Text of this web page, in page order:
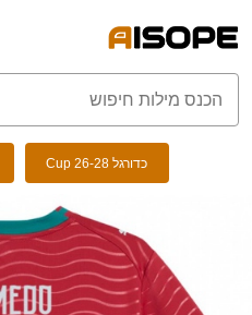
כדורגל Cup 26-28